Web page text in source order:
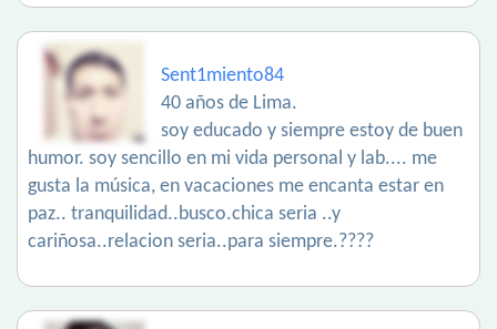
Sent1miento84
40 años de Lima.
soy educado y siempre estoy de buen
humor. soy sencillo en mi vida personal y lab.... me
gusta la música, en vacaciones me encanta estar en
paz.. tranquilidad..busco.chica seria ..y
cariñosa..relacion seria..para siempre.????